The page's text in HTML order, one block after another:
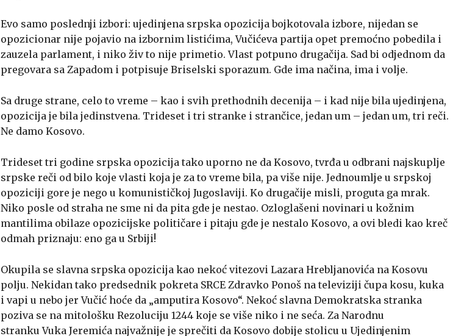
Evo samo poslednji izbori: ujedinjena srpska opozicija bojkotovala izbore, nijedan se
opozicionar nije pojavio na izbornim listićima, Vučićeva partija opet premoćno pobedila i
zauzela parlament, i niko živ to nije primetio. Vlast potpuno drugačija. Sad bi odjednom da
pregovara sa Zapadom i potpisuje Briselski sporazum. Gde ima načina, ima i volje.
Sa druge strane, celo to vreme – kao i svih prethodnih decenija – i kad nije bila ujedinjena,
opozicija je bila jedinstvena. Trideset i tri stranke i strančice, jedan um – jedan um, tri reči.
Ne damo Kosovo.
Trideset tri godine srpska opozicija tako uporno ne da Kosovo, tvrđa u odbrani najskuplje
srpske reči od bilo koje vlasti koja je za to vreme bila, pa više nije. Jednoumlje u srpskoj
opoziciji gore je nego u komunističkoj Jugoslaviji. Ko drugačije misli, proguta ga mrak.
Niko posle od straha ne sme ni da pita gde je nestao. Ozloglašeni novinari u kožnim
mantilima obilaze opozicijske političare i pitaju gde je nestalo Kosovo, a ovi bledi kao kreč
odmah priznaju: eno ga u Srbiji!
Okupila se slavna srpska opozicija kao nekoć vitezovi Lazara Hrebljanovića na Kosovu
polju. Nekidan tako predsednik pokreta SRCE Zdravko Ponoš na televiziji čupa kosu, kuka
i vapi u nebo jer Vučić hoće da „amputira Kosovo“. Nekoć slavna Demokratska stranka
poziva se na mitološku Rezoluciju 1244 koje se više niko i ne seća. Za Narodnu
stranku Vuka Jeremića najvažnije je sprečiti da Kosovo dobije stolicu u Ujedinjenim